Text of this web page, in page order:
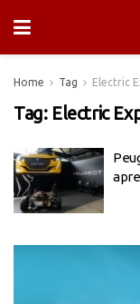
Home Tag Electric
Tag: Electric